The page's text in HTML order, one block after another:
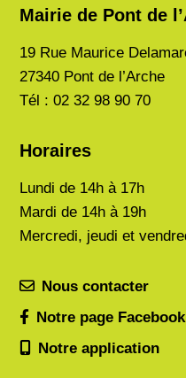
Mairie de Pont de
19 Rue Maurice
27340 Pont de l’Arche
Tél : 02 32 98 90 70
Horaires
Lundi de 14h à 17h
Mardi de 14h à 19h
Mercredi, jeudi et
Nous contacter
Notre page Facebook
Notre application